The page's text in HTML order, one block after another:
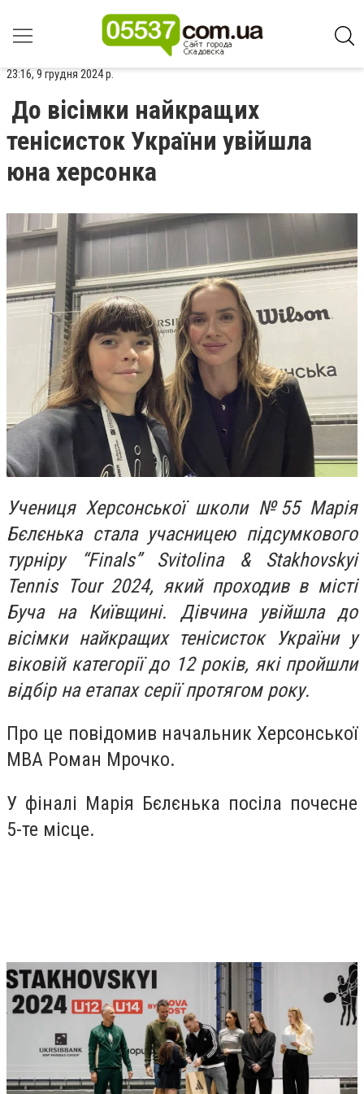
23:16, 9 грудня 2024 р.
До вісімки найкращих
тенісисток України увійшла
юна херсонка
Учениця Херсонської школи №55 Марія
Бєлєнька стала учасницею підсумкового
турніру “Finals” Svitolina & Stakhovskyi
Tennis Tour 2024, який проходив в місті
Буча на Київщині. Дівчина увійшла до
вісімки найкращих тенісисток України у
віковій категорії до 12 років, які пройшли
відбір на етапах серії протягом року.
Про це повідомив начальник Херсонської
МВА Роман Мрочко.
У фіналі Марія Бєлєнька посіла почесне
5-те місце.